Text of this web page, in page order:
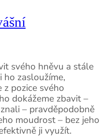
svého hněvu a stále
ho zasloužíme,
pozice svého
dokážeme zbavit –
– pravděpodobně
moudrost – bez jeho
ji využít.